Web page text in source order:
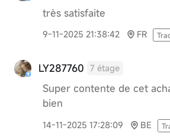
très satisfaite
9-11-2025 21:38:42 FR
LY287760 7 étage
Super contente de cet
bien
14-11-2025 17:28:09 BE